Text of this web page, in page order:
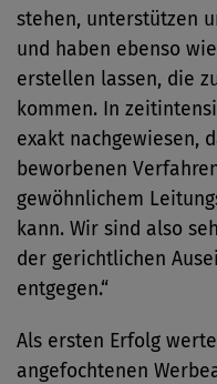
stehen, unterstützen
und haben ebenso
erstellen lassen, die
kommen. In
exakt nachgewiesen,
beworbenen
gewöhnlichem
kann. Wir sind also
der gerichtlichen
entgegen.“
Als ersten Erfolg
angefochtenen